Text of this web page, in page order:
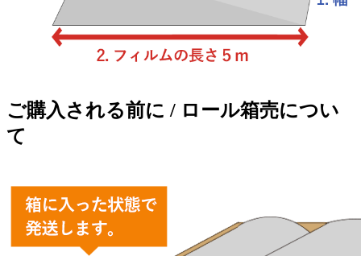
ご購入される前に / ロール箱売につい
て